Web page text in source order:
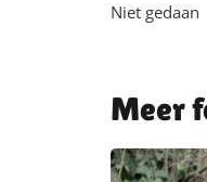
Niet gedaan